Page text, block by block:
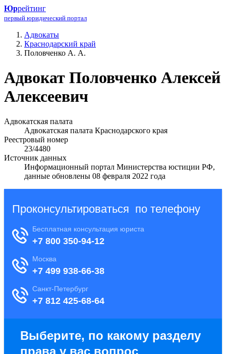
Юррейтинг
первый юридический портал
Адвокаты
Краснодарский край
Половченко А. А.
Адвокат Половченко Алексей
Алексеевич
Адвокатская палата
Адвокатская палата Краснодарского края
Реестровый номер
23/4480
Источник данных
Информационный портал Министерства юстиции РФ,
данные обновлены 08 февраля 2022 года